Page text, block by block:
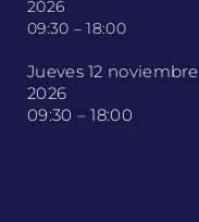
2026
09:30 – 18:00
Jueves 12 noviembre
2026
09:30 – 18:00